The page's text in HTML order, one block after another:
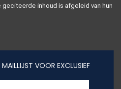
inhoud is afgeleid van hun
VOOR EXCLUSIEF